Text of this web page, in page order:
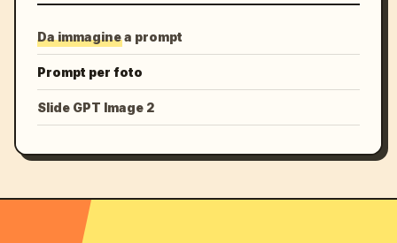
Da immagine a prompt
Prompt per foto
Slide GPT Image 2